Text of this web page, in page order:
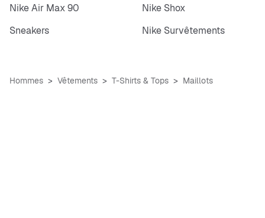
Nike Air Max 90
Nike Shox
Sneakers
Nike Survêtements
Hommes Vêtements T-Shirts & Tops Maillots